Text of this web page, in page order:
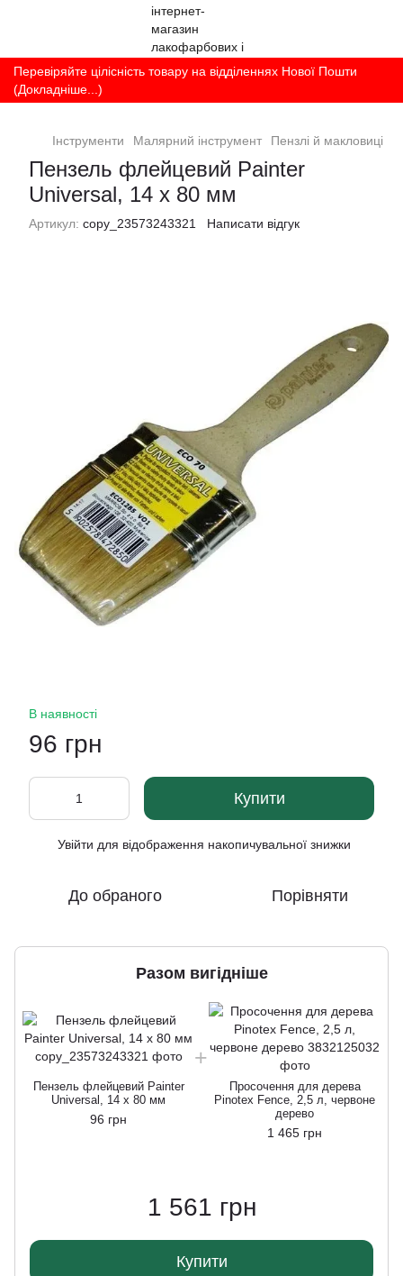
Перевіряйте цілісність товару на відділеннях Нової Пошти
(Докладніше...)
Інструменти Малярний інструмент Пензлі й макловиці
Пензель флейцевий Painter
Universal, 14 х 80 мм
Артикул: copy_23573243321 Написати відгук
В наявності
96 грн
Купити
Увійти для відображення накопичувальної знижки
До обраного Порівняти
Разом вигідніше
Пензель флейцевий Painter
Universal, 14 х 80 мм
96 грн
Просочення для дерева
Pinotex Fence, 2,5 л, червоне
дерево
1 465 грн
1 561 грн
Купити